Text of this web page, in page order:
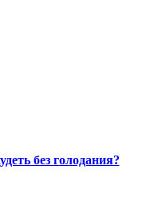
без голодания?